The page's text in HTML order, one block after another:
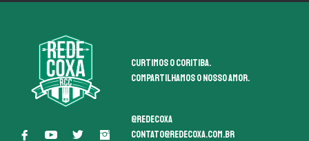
Curtimos o coritiba.
Compartilhamos o nosso amor.
@redecoxa
contato@redecoxa.com.br